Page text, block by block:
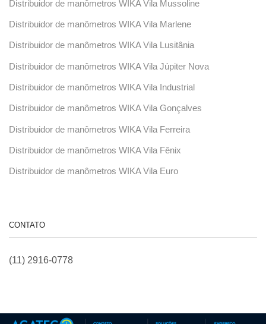
Distribuidor de manômetros WIKA Vila Mussoline
Distribuidor de manômetros WIKA Vila Marlene
Distribuidor de manômetros WIKA Vila Lusitânia
Distribuidor de manômetros WIKA Vila Júpiter Nova
Distribuidor de manômetros WIKA Vila Industrial
Distribuidor de manômetros WIKA Vila Gonçalves
Distribuidor de manômetros WIKA Vila Ferreira
Distribuidor de manômetros WIKA Vila Fênix
Distribuidor de manômetros WIKA Vila Euro
CONTATO
(11) 2916-0778